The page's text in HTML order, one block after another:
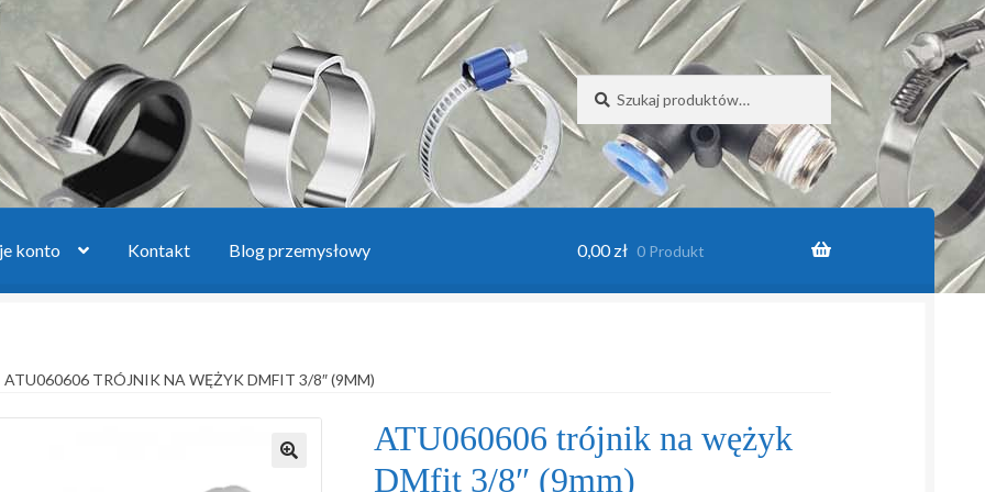
Szukaj:
Szukaj
konto Kontakt Blog przemysłowy
Zwroty i reklamacje
0,00zł 0 Produkt
ATU060606 TRÓJNIK NA WĘŻYK DMFIT 3/8″ (9MM)
ATU060606 trójnik na wężyk
DMfit 3/8″ (9mm)